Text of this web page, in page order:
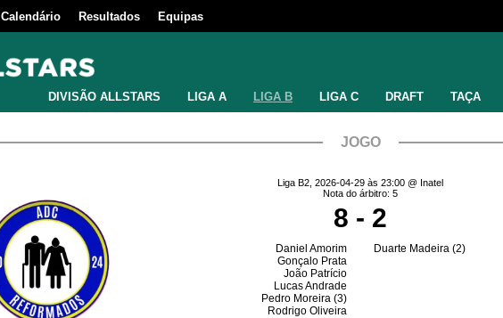
Calendário Resultados Equipas
DIVISÃO ALLSTARS LIGA A LIGA B LIGA C DRAFT TAÇA
JOGO
Liga B2, 2026-04-29 às 23:00 @ Inatel
Nota do árbitro: 5
8 - 2
Daniel Amorim
Gonçalo Prata
João Patrício
Lucas Andrade
Pedro Moreira (3)
Rodrigo Oliveira
Duarte Madeira (2)